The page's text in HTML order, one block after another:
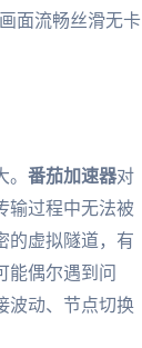
面流畅丝滑无卡
番茄加速器对
输过程中无法被
的虚拟隧道，有
偶尔遇到问
波动、节点切换